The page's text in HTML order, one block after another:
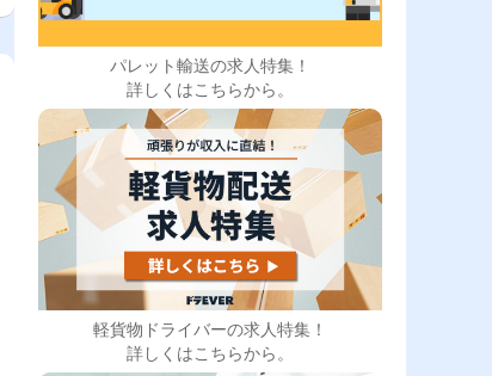
パレット輸送の求人特集！
詳しくはこちらから。
軽貨物ドライバーの求人特集！
詳しくはこちらから。